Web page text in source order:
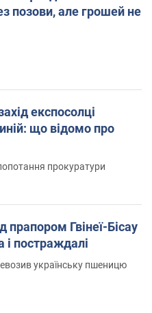
позови, але грошей не
прокуратури
прапором Гвінеї-Бісау
постраждалі
українську пшеницю